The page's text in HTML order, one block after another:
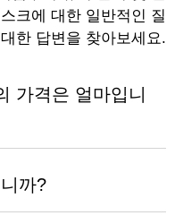
크에 대한 일반적인 질
한 답변을 찾아보세요.
가격은 얼마입니
까?